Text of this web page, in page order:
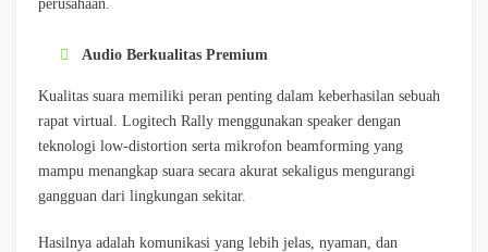
perusahaan.
Audio Berkualitas Premium
Kualitas suara memiliki peran penting dalam keberhasilan sebuah
rapat virtual. Logitech Rally menggunakan speaker dengan
teknologi low-distortion serta mikrofon beamforming yang
mampu menangkap suara secara akurat sekaligus mengurangi
gangguan dari lingkungan sekitar.
Hasilnya adalah komunikasi yang lebih jelas, nyaman, dan